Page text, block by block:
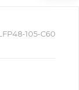
105-C60